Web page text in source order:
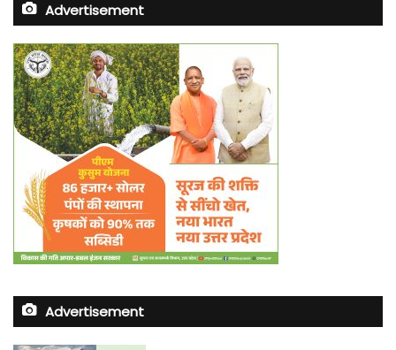
Advertisement
Advertisement